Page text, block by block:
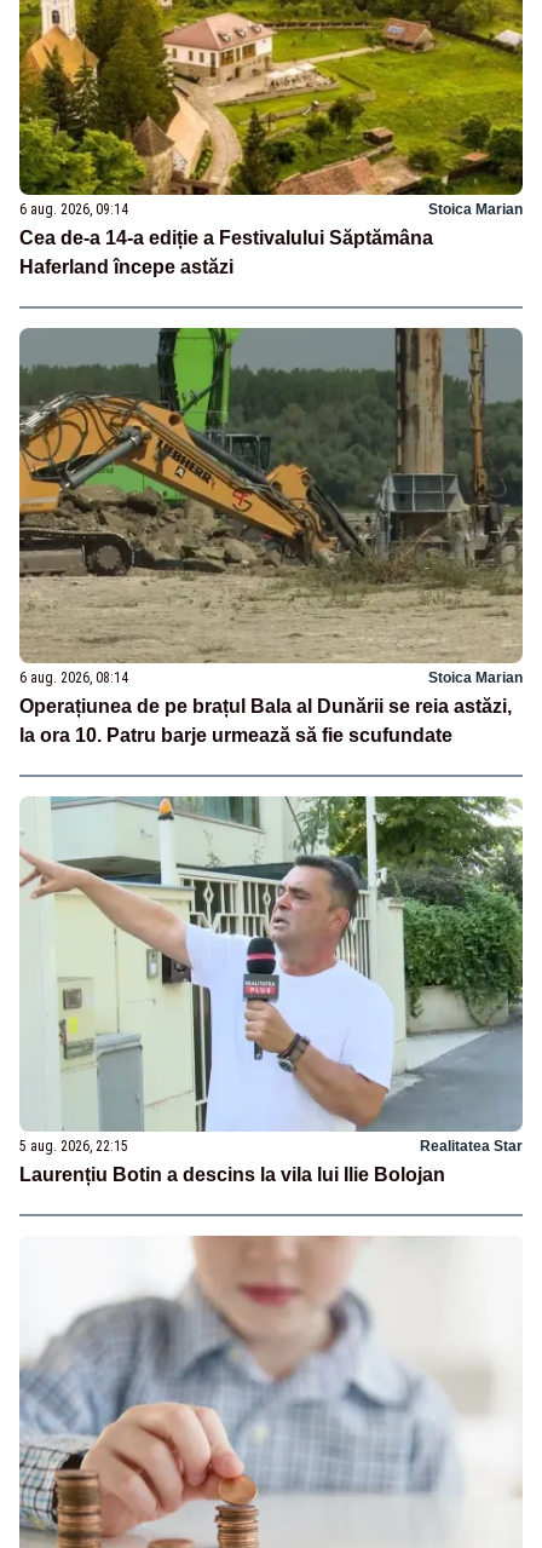
6 aug. 2026, 09:14 Stoica Marian
Cea de-a 14-a ediție a Festivalului Săptămâna
Haferland începe astăzi
6 aug. 2026, 08:14 Stoica Marian
Operațiunea de pe brațul Bala al Dunării se reia astăzi,
la ora 10. Patru barje urmează să fie scufundate
5 aug. 2026, 22:15 Realitatea Star
Laurențiu Botin a descins la vila lui Ilie Bolojan